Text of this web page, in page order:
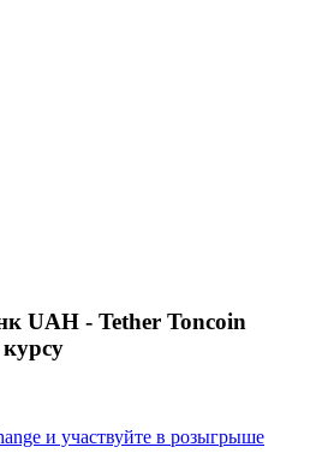
UAH - Tether Toncoin
и участвуйте в розыгрыше